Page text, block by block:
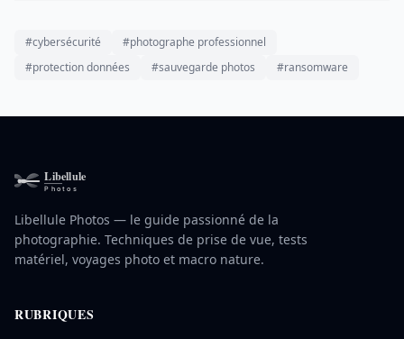
#cybersécurité
#photographe professionnel
#protection données
#sauvegarde photos #ransomware
Libellule Photos — le guide passionné de la
photographie. Techniques de prise de vue, tests
matériel, voyages photo et macro nature.
RUBRIQUES